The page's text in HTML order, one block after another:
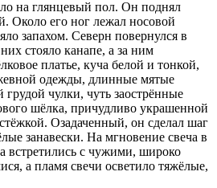
на глянцевый пол. Он поднял
Около его ног лежал носовой
запахом. Северн повернулся в
стояло канапе, а за ним
платье, куча белой и тонкой,
одежды, длинные мятые
грудой чулки, чуть заострённые
шёлка, причудливо украшенной
Озадаченный, он сделал шаг
занавески. На мгновение свеча в
встретились с чужими, широко
а пламя свечи осветило тяжёлые,